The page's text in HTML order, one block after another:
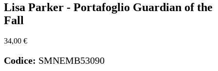
Lisa Parker - Portafoglio Guardian of the
Fall
34,00 €
Codice: SMNEMB53090